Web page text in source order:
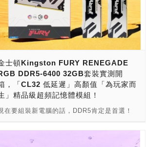
士頓Kingston FURY RENEGADE
DDR5-6400 32GB套裝實測開
，「CL32 低延遲」高顏值「為玩家而
」精品級超頻記憶體模組！
在要組裝新電腦的話，DDR5肯定是首選！
「大廠品牌，系出名門，高速效能，用料紮
實，超低延遲，合金盔甲，一鍵超頻，穩定可